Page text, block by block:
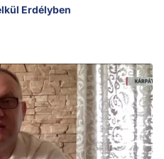
Erdélyben